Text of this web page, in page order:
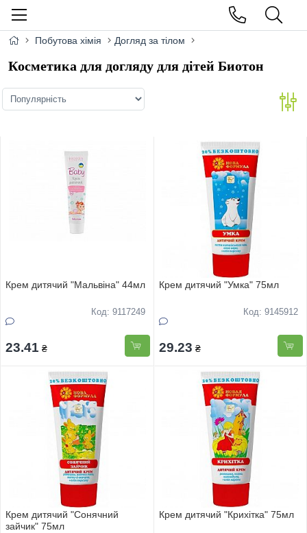
Побутова хімія Догляд за тілом
Косметика для догляду для дітей Биотон
Крем дитячий "Мальвіна" 44мл
Код: 9117249
23.41 ₴
Крем дитячий "Умка" 75мл
Код: 9145912
29.23 ₴
Крем дитячий "Сонячний
зайчик" 75мл
Крем дитячий "Крихітка" 75мл